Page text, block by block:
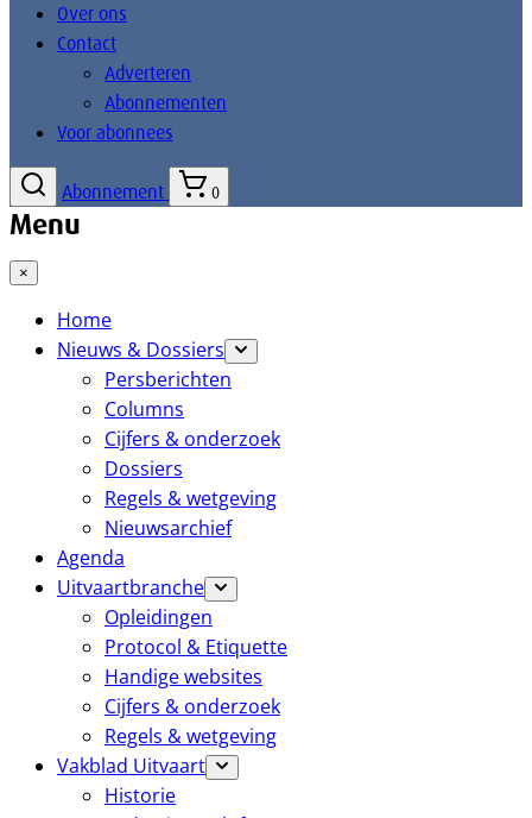
Over ons
Contact
Adverteren
Abonnementen
Voor abonnees
Abonnement 0
Menu
×
Home
Nieuws & Dossiers
Persberichten
Columns
Cijfers & onderzoek
Dossiers
Regels & wetgeving
Nieuwsarchief
Agenda
Uitvaartbranche
Opleidingen
Protocol & Etiquette
Handige websites
Cijfers & onderzoek
Regels & wetgeving
Vakblad Uitvaart
Historie